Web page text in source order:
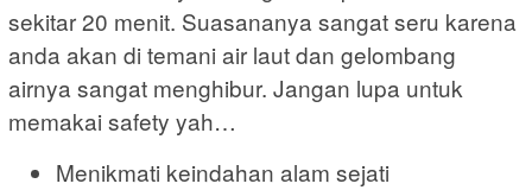
sekitar 20 menit. Suasananya sangat seru karena
anda akan di temani air laut dan gelombang
airnya sangat menghibur. Jangan lupa untuk
memakai safety yah…
Menikmati keindahan alam sejati